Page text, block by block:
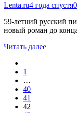
Lenta.ru4 года спустя0
59-летний русский
новый роман до
Читать далее
1
…
40
41
42